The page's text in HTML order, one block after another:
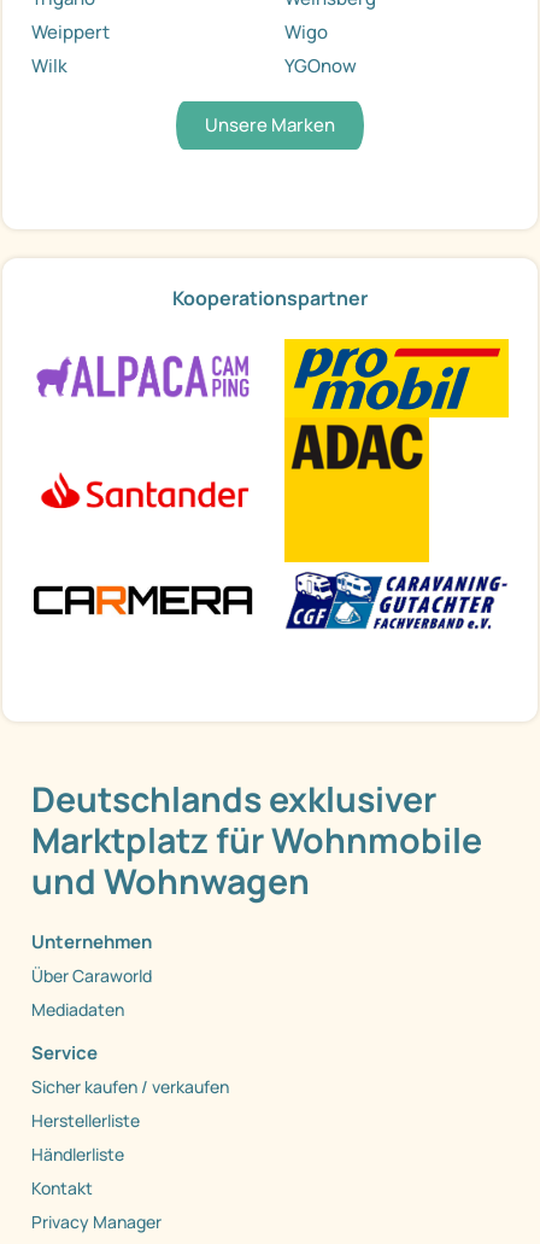
Weippert
Wigo
Wilk
YGOnow
Unsere Marken
Kooperationspartner
Deutschlands exklusiver
Marktplatz für Wohnmobile
und Wohnwagen
Unternehmen
Über Caraworld
Mediadaten
Service
Sicher kaufen / verkaufen
Herstellerliste
Händlerliste
Kontakt
Privacy Manager